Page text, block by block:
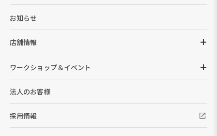
お知らせ
店舗情報
ワークショップ＆イベント
法人のお客様
採用情報